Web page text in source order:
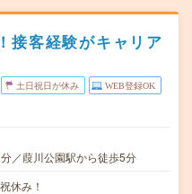
接客経験がキャリア
土日祝日が休み WEB登録OK
／葭川公園駅から徒歩5分
休み！